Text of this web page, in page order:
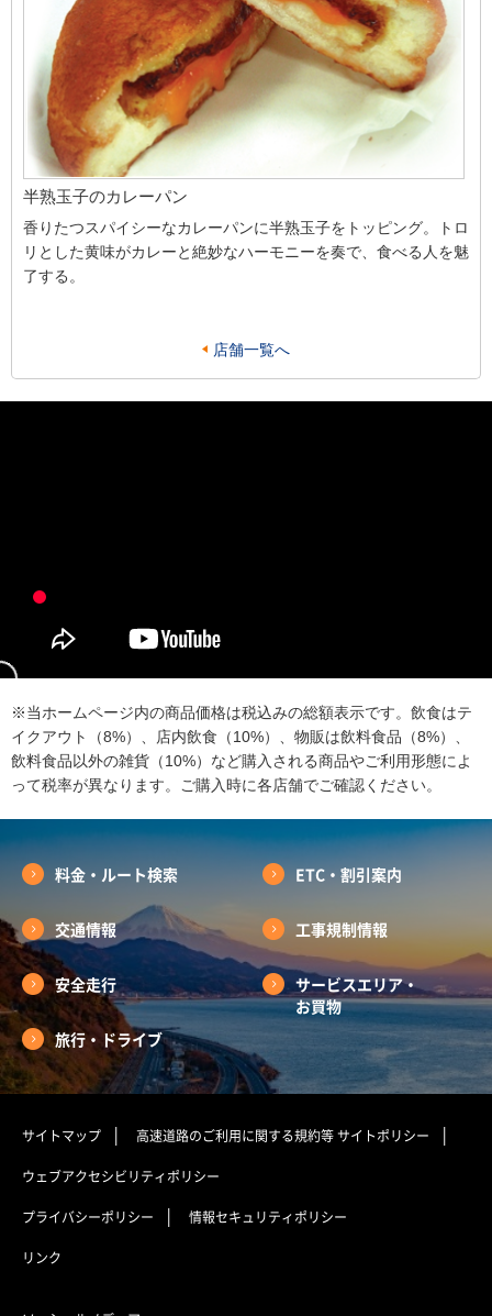
半熟玉子のカレーパン
香りたつスパイシーなカレーパンに半熟玉子をトッピング。トロ
リとした黄味がカレーと絶妙なハーモニーを奏で、食べる人を魅
了する。
店舗一覧へ
※当ホームページ内の商品価格は税込みの総額表示です。飲食はテ
イクアウト（8%）、店内飲食（10%）、物販は飲料食品（8%）、
飲料食品以外の雑貨（10%）など購入される商品やご利用形態によ
って税率が異なります。ご購入時に各店舗でご確認ください。
料金・ルート検索 ETC・割引案内
交通情報 工事規制情報
安全走行
サービスエリア・
お買物
旅行・ドライブ
サイトマップ 高速道路のご利用に関する規約等サイトポリシー
ウェブアクセシビリティポリシー
プライバシーポリシー 情報セキュリティポリシー
リンク